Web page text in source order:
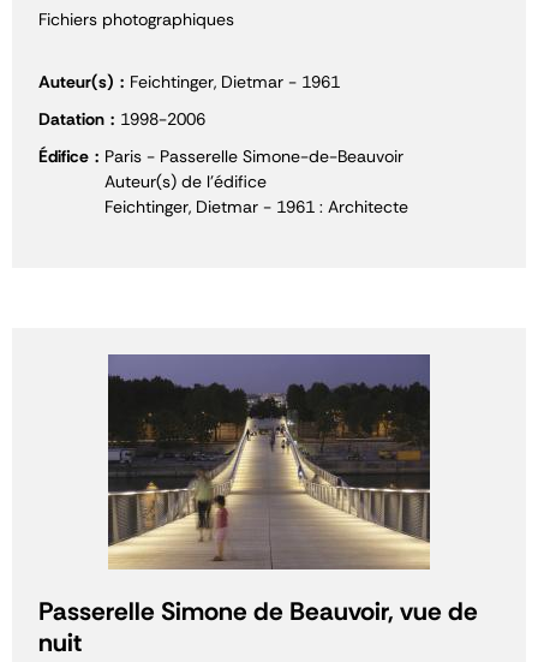
Fichiers photographiques
Auteur(s)
Feichtinger, Dietmar - 1961
Datation
1998-2006
Édifice
Paris - Passerelle Simone-de-Beauvoir
Auteur(s) de l'édifice
Feichtinger, Dietmar - 1961 : Architecte
Passerelle Simone de Beauvoir, vue de
nuit